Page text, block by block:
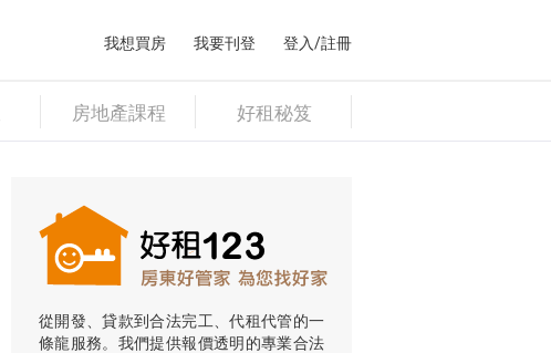
我想買房 我要刊登 登入/註冊
房地產課程 好租秘笈
從開發、貸款到合法完工、代租代管的一
條龍服務。我們提供報價透明的專業合法